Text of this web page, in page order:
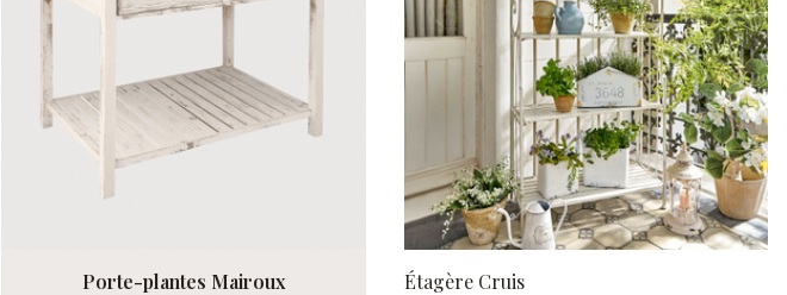
Porte-plantes Mairoux Étagère Cruis